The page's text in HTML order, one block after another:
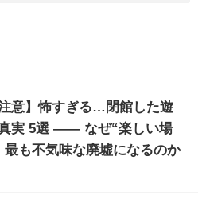
注意】怖すぎる…閉館した遊
実 5選 ―― なぜ“楽しい場
最も不気味な廃墟になるのか